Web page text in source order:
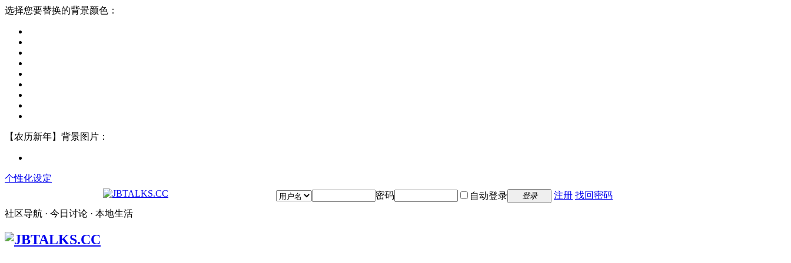
选择您要替换的背景颜色：
【农历新年】背景图片：
个性化设定
密码
自动登录 登录 注册 找回密码
社区导航 · 今日讨论 · 本地生活